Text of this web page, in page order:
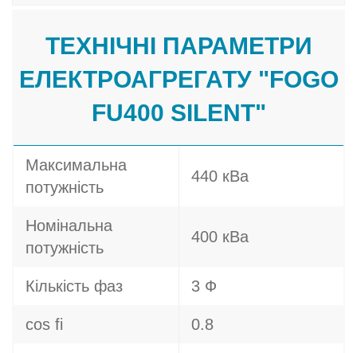
ТЕХНІЧНІ ПАРАМЕТРИ
ЕЛЕКТРОАГРЕГАТУ "FOGO
FU400 SILENT"
Максимальна
потужність
440 кВа
Номінальна
потужність
400 кВа
Кількість фаз 3 Ф
cos fi 0.8